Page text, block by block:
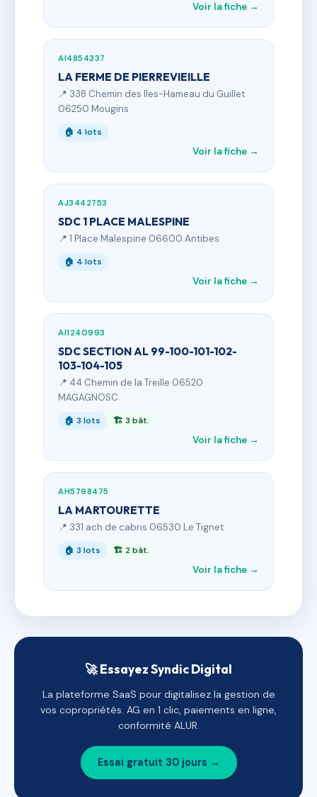
Voir la fiche →
AI4854337
LA FERME DE PIERREVIEILLE
📍 338 Chemin des Iles-Hameau du Guillet
06250 Mougins
🏠 4 lots
Voir la fiche →
AJ3442753
SDC 1 PLACE MALESPINE
📍 1 Place Malespine 06600 Antibes
🏠 4 lots
Voir la fiche →
AI1240993
SDC SECTION AL 99-100-101-102-
103-104-105
📍 44 Chemin de la Treille 06520
MAGAGNOSC
🏠 3 lots 🏗 3 bât.
Voir la fiche →
AH5798475
LA MARTOURETTE
📍 331 ach de cabris 06530 Le Tignet
🏠 3 lots 🏗 2 bât.
Voir la fiche →
🚀 Essayez Syndic Digital
La plateforme SaaS pour digitalisez la gestion de
vos copropriétés. AG en 1 clic, paiements en ligne,
conformité ALUR.
Essai gratuit 30 jours →